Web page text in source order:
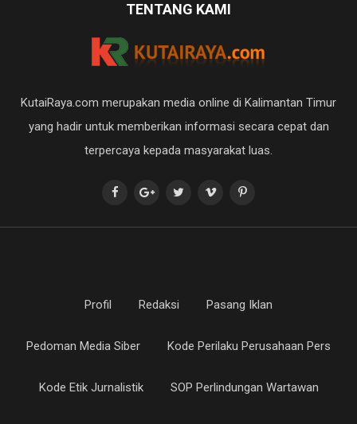
TENTANG KAMI
KutaiRaya.com merupakan media online di Kalimantan Timur
yang hadir untuk memberikan informasi secara cepat dan
terpercaya kepada masyarakat luas.
Profil Redaksi Pasang Iklan
Pedoman Media Siber Kode Perilaku Perusahaan Pers
Kode Etik Jurnalistik SOP Perlindungan Wartawan